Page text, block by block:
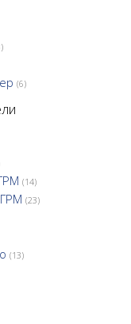
(6)
(14)
(23)
(13)